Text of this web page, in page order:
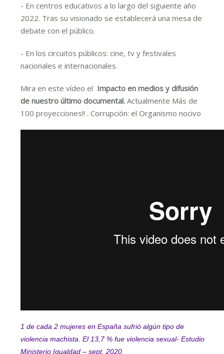
- En centros educativos a lo largo del siguiente año
2022. Tras su visionado se establecerá una mesa de
debate con el público.
- En los circuitos públicos: cine, tv y festivales
nacionales e internacionales.
Mira en este vídeo el Impacto en medios y difusión
de nuestro último documental. Actualmente Más de
100 proyecciones!! . Corrupción: el Organismo nocivo
1 de cada 2 mujeres en España sufrió algún tipo de
violencia machista. El 13,7 % fue violencia sexual- Estudio
Ministerio Igualdad – sept. 2020